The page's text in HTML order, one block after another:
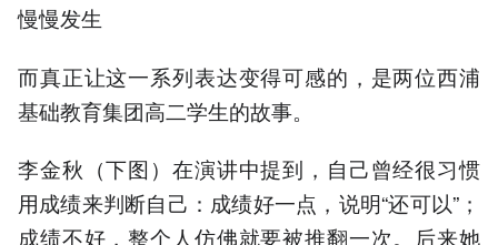
慢慢发生
而真正让这一系列表达变得可感的，是两位西浦
基础教育集团高二学生的故事。
李金秋（下图）在演讲中提到，自己曾经很习惯
用成绩来判断自己：成绩好一点，说明“还可以”；
成绩不好，整个人仿佛就要被推翻一次。后来她